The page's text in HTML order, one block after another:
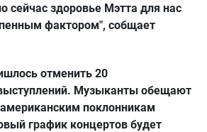
сейчас здоровье Мэтта для нас
фактором", собщает
отменить 20
Музыканты обещают
поклонникам
график концертов будет